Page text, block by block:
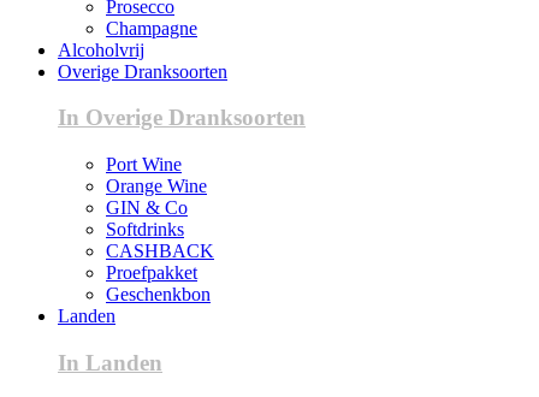
Prosecco
Champagne
Alcoholvrij
Overige Dranksoorten
In Overige Dranksoorten
Port Wine
Orange Wine
GIN & Co
Softdrinks
CASHBACK
Proefpakket
Geschenkbon
Landen
In Landen